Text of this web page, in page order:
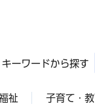
キーワードから探す
祉 子育て・